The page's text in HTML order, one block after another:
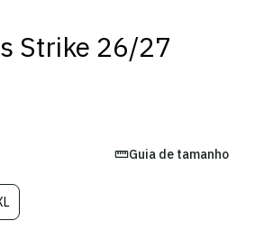
Strike 26/27
Guia de tamanho